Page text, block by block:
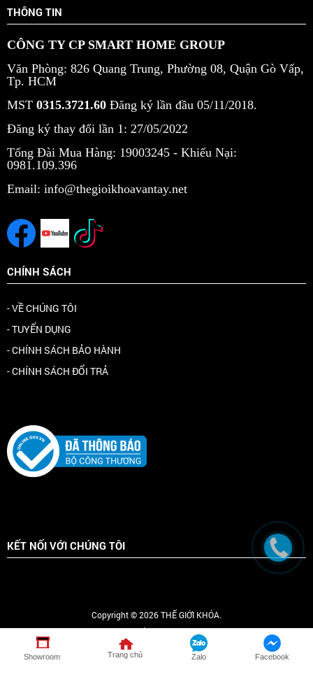
THÔNG TIN
CÔNG TY CP SMART HOME GROUP
Văn Phòng: 826 Quang Trung, Phường 08, Quận Gò Vấp,
Tp. HCM
MST 0315.3721.60 Đăng ký lần đầu 05/11/2018.
Đăng ký thay đổi lần 1: 27/05/2022
Tổng Đài Mua Hàng: 19003245 - Khiếu Nại:
0981.109.396
Email: info@thegioikhoavantay.net
CHÍNH SÁCH
- VỀ CHÚNG TÔI
- TUYỂN DỤNG
- CHÍNH SÁCH BẢO HÀNH
- CHÍNH SÁCH ĐỔI TRẢ
KẾT NỐI VỚI CHÚNG TÔI
Copyright © 2026 THẾ GIỚI KHÓA.
1164764
Showroom Trang chủ Zalo Facebook